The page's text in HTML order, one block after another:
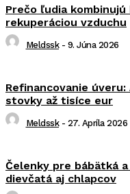
Prečo ľudia
rekuperáciou vzduchu
Meldssk - 9. Júna 2026
Refinancovanie
stovky až tisíce eur
Meldssk - 27. Apríla 2026
Čelenky pre bábätká
dievčatá aj chlapcov